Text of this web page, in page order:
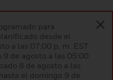
para
desde el
a las 07:00 p. m. EST
9 de agosto a las 05:00
8 de agosto a las
el domingo 9 de